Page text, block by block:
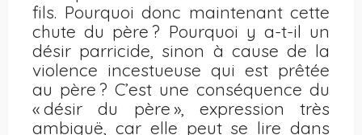
fils. Pourquoi donc maintenant cette
chute du père ? Pourquoi y a-t-il un
désir parricide, sinon à cause de la
violence incestueuse qui est prêtée
au père ? C’est une conséquence du
« désir du père », expression très
ambiguë, car elle peut se lire dans